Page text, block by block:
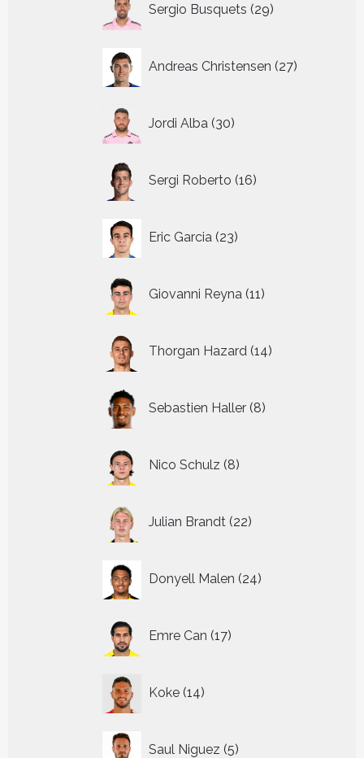
Sergio Busquets 29
producten
Andreas Christensen 27
producten
Jordi Alba 30
producten
Sergi Roberto 16
producten
Eric Garcia 23
producten
Giovanni Reyna 11
producten
Thorgan Hazard 14
producten
Sebastien Haller 8
producten
Nico Schulz 8
producten
Julian Brandt 22
producten
Donyell Malen 24
producten
Emre Can 17
producten
Koke 14
producten
Saul Niguez 5